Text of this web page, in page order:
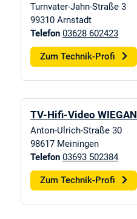
Turnvater-Jahn-Straße 3
99310 Arnstadt
Telefon 03628 602423
Zum Technik-Profi
TV-Hifi-Video
Anton-Ulrich-Straße 30
98617 Meiningen
Telefon 03693 502384
Zum Technik-Profi